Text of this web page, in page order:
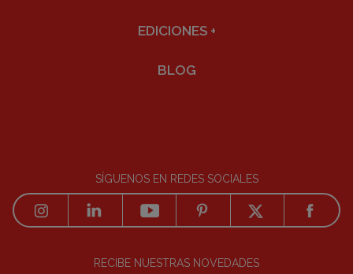
EDICIONES +
BLOG
SÍGUENOS EN REDES SOCIALES
RECIBE NUESTRAS NOVEDADES